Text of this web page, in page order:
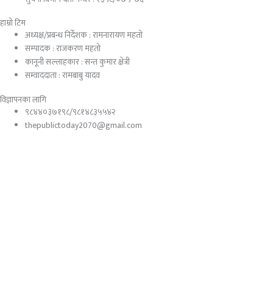
हाम्रो टिम
अध्यक्ष/प्रबन्ध निर्देशक : रामनारायण महतो
सम्पादक : राजकरण महतो
कानूनी सल्लाहकार : सन्त कुमार क्षेत्री
सम्वाददाता : रामबाबु यादव
विज्ञापनका लागि
९८४४०३७१९८/९८१४८३५५४२
thepublictoday2070@gmail.com